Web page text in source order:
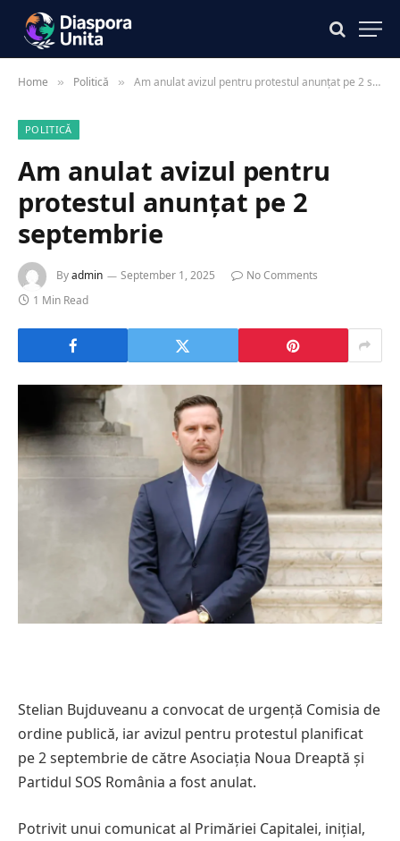
Home » Politică » Am anulat avizul pentru protestul anunțat pe 2 septembrie
POLITICĂ
Am anulat avizul pentru
protestul anunțat pe 2
septembrie
Byadmin September 1, 2025
No Comments
1 Min Read
Stelian Bujduveanu a convocat de urgență Comisia de
ordine publică, iar avizul pentru protestul planificat
pe 2 septembrie de către Asociația Noua Dreaptă și
Partidul SOS România a fost anulat.
Potrivit unui comunicat al Primăriei Capitalei, inițial,